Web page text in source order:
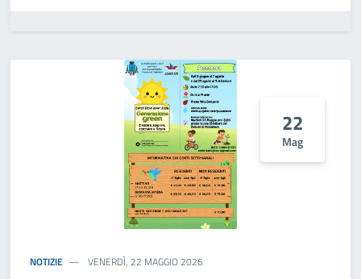
22
Mag
NOTIZIE VENERDÌ, 22 MAGGIO 2026